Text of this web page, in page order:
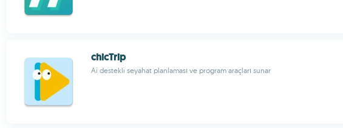
chicTrip
Ai destekli seyahat planlaması ve program araçları sunar